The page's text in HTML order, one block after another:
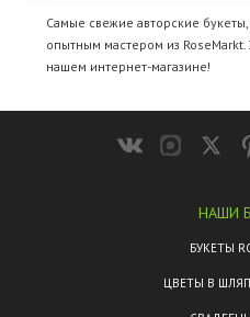
Самые свежие авторские
опытным мастером из RoseMarkt.
нашем интернет-магазине!
НАШИ
БУКЕТЫ
ЦВЕТЫ В